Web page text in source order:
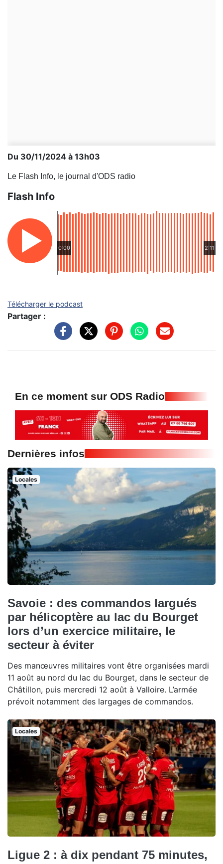
Du 30/11/2024 à 13h03
Le Flash Info, le journal d'ODS radio
Flash Info
0:00 2:11
Télécharger le podcast
Partager :
En ce moment sur ODS Radio
Dernières infos
Locales
Savoie : des commandos largués
par hélicoptère au lac du Bourget
lors d’un exercice militaire, le
secteur à éviter
Des manœuvres militaires vont être organisées mardi
11 août au nord du lac du Bourget, dans le secteur de
Châtillon, puis mercredi 12 août à Valloire. L’armée
prévoit notamment des largages de commandos.
Locales
Ligue 2 : à dix pendant 75 minutes,